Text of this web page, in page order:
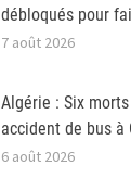
débloqués pour
7 août 2026
Algérie : Six
accident de bus à
6 août 2026